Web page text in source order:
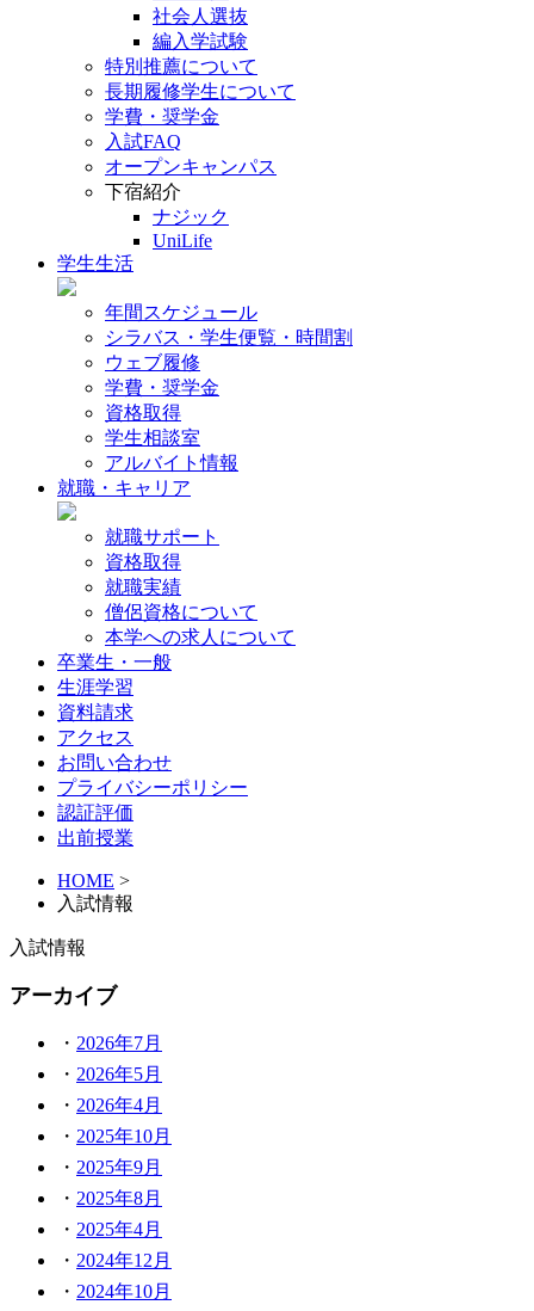
社会人選抜
編入学試験
特別推薦について
長期履修学生について
学費・奨学金
入試FAQ
オープンキャンパス
下宿紹介
ナジック
UniLife
学生生活
年間スケジュール
シラバス・学生便覧・時間割
ウェブ履修
学費・奨学金
資格取得
学生相談室
アルバイト情報
就職・キャリア
就職サポート
資格取得
就職実績
僧侶資格について
本学への求人について
卒業生・一般
生涯学習
資料請求
アクセス
お問い合わせ
プライバシーポリシー
認証評価
出前授業
HOME >
入試情報
入試情報
アーカイブ
2026年7月
2026年5月
2026年4月
2025年10月
2025年9月
2025年8月
2025年4月
2024年12月
2024年10月